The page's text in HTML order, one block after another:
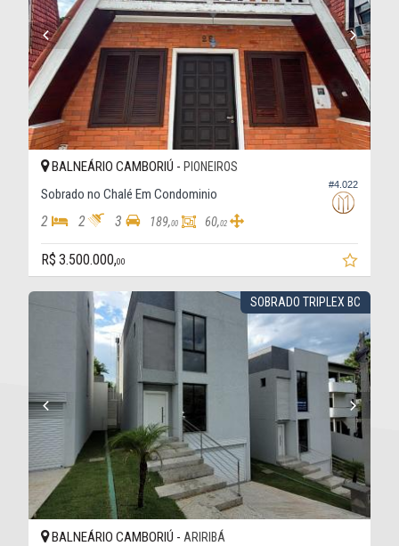
#4.022
BALNEÁRIO CAMBORIÚ - PIONEIROS
Sobrado no Chalé Em Condominio
2 2 3 189,00 60,02
R$ 3.500.000,00
SOBRADO TRIPLEX BC
BALNEÁRIO CAMBORIÚ - ARIRIBÁ